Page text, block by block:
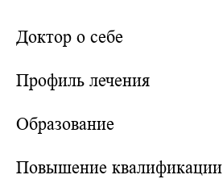
Доктор о себе
Профиль лечения
Образование
Повышение квалификации